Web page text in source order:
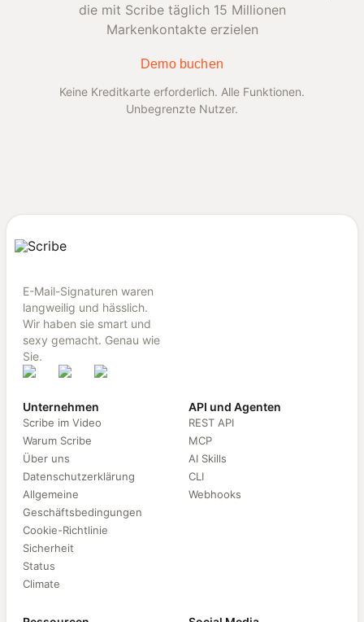
die mit Scribe täglich 15 Millionen
Markenkontakte erzielen
Demo buchen
Keine Kreditkarte erforderlich. Alle Funktionen.
Unbegrenzte Nutzer.
E-Mail-Signaturen waren
langweilig und hässlich.
Wir haben sie smart und
sexy gemacht. Genau wie
Sie.
Unternehmen
Scribe im Video
Warum Scribe
Über uns
Datenschutzerklärung
Allgemeine
Geschäftsbedingungen
Cookie-Richtlinie
Sicherheit
Status
Climate
API und Agenten
REST API
MCP
AI Skills
CLI
Webhooks